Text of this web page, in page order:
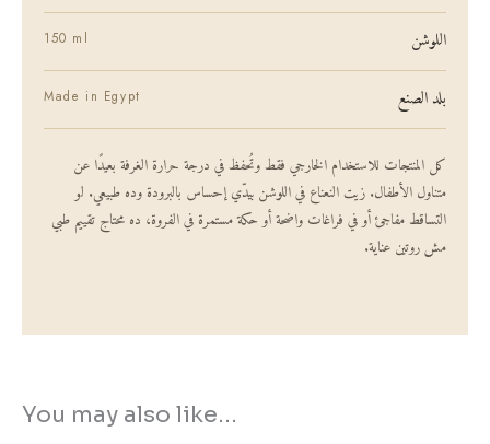
اللوشن 150 ml
بلد الصنع Made in Egypt
كل المنتجات للاستخدام الخارجي فقط وتُحفظ في درجة حرارة الغرفة بعيدًا عن
متناول الأطفال. زيت النعناع في اللوشن بيدّي إحساس بالبرودة وده طبيعي. لو
التساقط مفاجئ أو في فراغات واضحة أو حكة مستمرة في الفروة، ده محتاج تقييم طبي
مش روتين عناية.
You may also like…